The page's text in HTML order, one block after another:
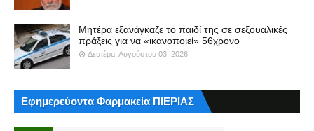
Μητέρα εξανάγκαζε το παιδί της σε σεξουαλικές
πράξεις για να «ικανοποιεί» 56χρονο
Δευτέρα, Αυγούστου 03, 2026
Εφημερεύοντα Φαρμακεία ΠΙΕΡΙΑΣ